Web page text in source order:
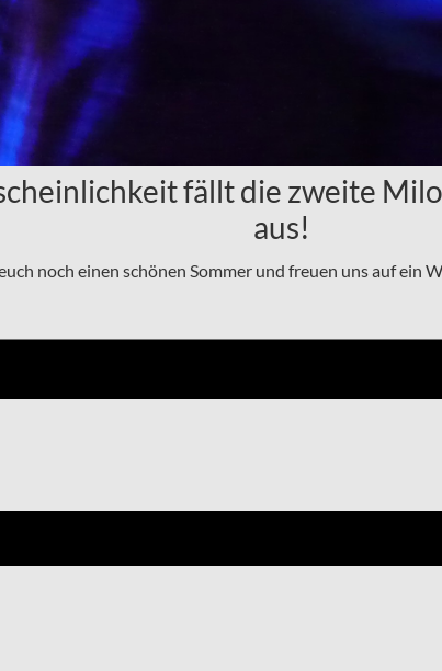
fällt die zweite
aus!
noch einen schönen Sommer und freuen uns auf ein